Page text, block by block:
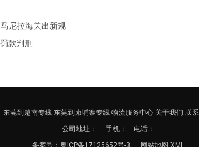
尼拉海关出新规
款判刑
东莞到越南专线 东莞到柬埔寨专线 物流服务中心 关于我们 联
公司地址： 手机： 电话：
备案号： 粤ICP备17125652号-3 网站地图 XML